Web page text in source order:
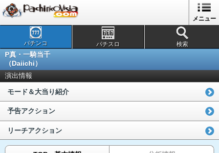
メニュー
パチンコ パチスロ 検索
P真・一騎当千
（Daiichi）
演出情報
モード＆大当り紹介
予告アクション
リーチアクション